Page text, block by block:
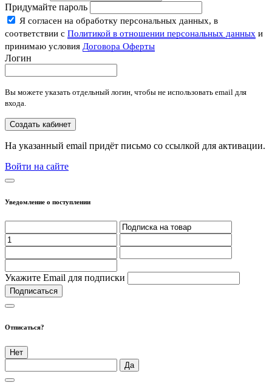
Придумайте пароль
Я согласен на обработку персональных данных, в
соответствии с Политикой в отношении персональных данных и
принимаю условия Договора Оферты
Логин
Вы можете указать отдельный логин, чтобы не использовать email для
входа.
Создать кабинет
На указанный email придёт письмо со ссылкой для активации.
Войти на сайте
Уведомление о поступлении
Укажите Email для подписки
Подписаться
Отписаться?
Нет
Да